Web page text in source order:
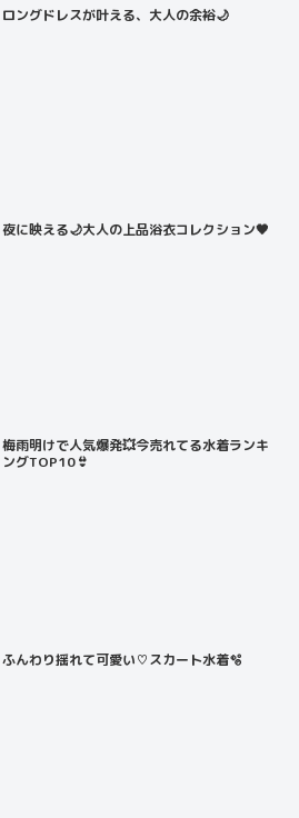
ロングドレスが叶える、大人の余裕🌙
夜に映える🌙大人の上品浴衣コレクション🖤
梅雨明けで人気爆発💥今売れてる水着ランキ
ングTOP10👙
ふんわり揺れて可愛い♡スカート水着🫧